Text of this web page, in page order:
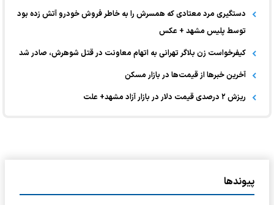
دستگیری مرد معتادی که همسرش را به خاطر فروش خودرو آتش زده بود
توسط پلیس مشهد + عکس
کیفرخواست زن بلاگر تهرانی به اتهام معاونت در قتل شوهرش، صادر شد
آخرین خبر‌ها از قیمت‌ها در بازار مسکن
ریزش ۲ درصدی قیمت دلار در بازار آزاد مشهد+ علت
پیوندها